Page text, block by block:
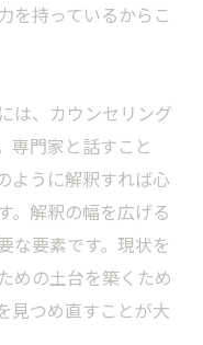
を持っているからこ
は、カウンセリング
専門家と話すこと
ように解釈すれば心
。解釈の幅を広げる
な要素です。現状を
めの土台を築くため
見つめ直すことが大